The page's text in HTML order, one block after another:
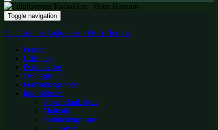
Toggle navigation
Friluftscenter Katbakken – Øster Hornum
Forside
Udlejning
Dokumenter
Oversigtskort
Forhindringsbane
Info-Billeder
Natur/teknik hytte
Multtoilet
Forhindringsbane
Teltpladser